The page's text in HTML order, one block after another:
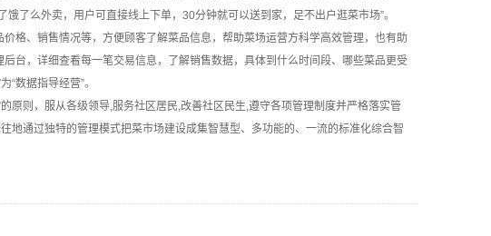
了么外卖，用户可直接线上下单，30分钟就可以送到家，足不出户逛菜市场”。
、销售情况等，方便顾客了解菜品信息，帮助菜场运营方科学高效管理，也有助
台，详细查看每一笔交易信息，了解销售数据，具体到什么时间段、哪些菜品更受
数据指导经营”。
则，服从各级领导,服务社区居民,改善社区民生,遵守各项管理制度并严格落实管
地通过独特的管理模式把菜市场建设成集智慧型、多功能的、一流的标准化综合智